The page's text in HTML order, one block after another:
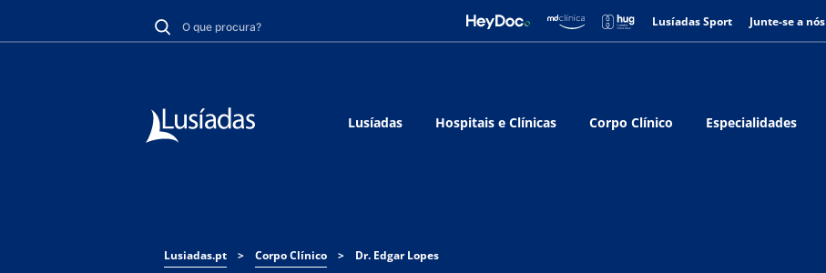
Lusíadas Sport Junte-se a nós
Lusíadas Hospitais e Clínicas Corpo Clínico Especialidades
Lusiadas.pt > Corpo Clínico > Dr. Edgar Lopes